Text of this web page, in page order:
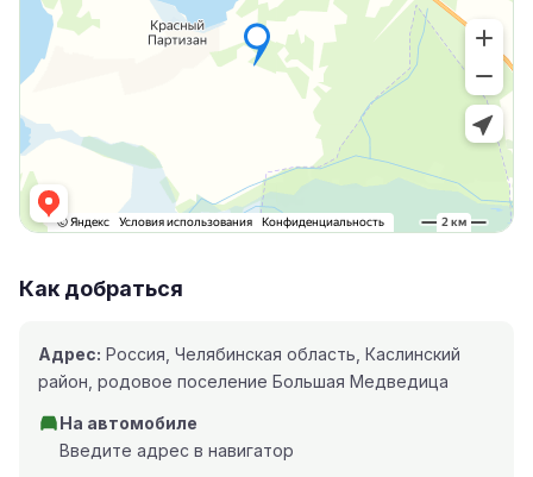
Как добраться
Адрес: Россия, Челябинская область, Каслинский
район, родовое поселение Большая Медведица
На автомобиле
Введите адрес в навигатор